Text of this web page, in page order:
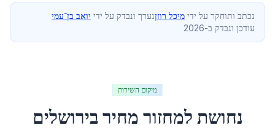
נכתב ותוחקר על ידי מיכל רוזןנערך ונבדק על ידי יואב בן־עמי
עודכן ונבדק ב-2026
מיקום השירות
נחושת למחזור מחירבירושלים